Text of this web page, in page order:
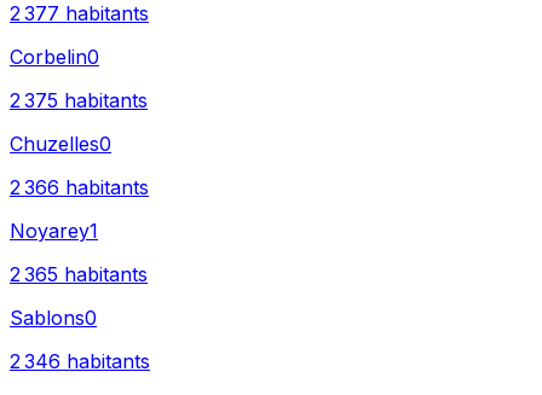
2 377 habitants
Corbelin0
2 375 habitants
Chuzelles0
2 366 habitants
Noyarey1
2 365 habitants
Sablons0
2 346 habitants